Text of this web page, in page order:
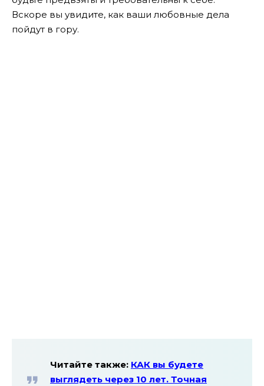
Вскоре вы увидите, как ваши любовные дела
пойдут в гору.
Читайте также: КАК вы будете
выглядеть через 10 лет. Точная